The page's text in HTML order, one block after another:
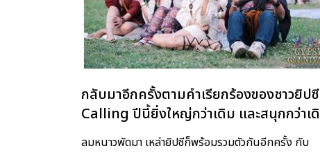
กลับมาอีกครั้งตามคำเรียกร้องของชาว
Calling ปีนี้ยิ่งใหญ่กว่าเดิม และสนุกกว่าเ
ลมหนาวพัดมา เหล่ายิปซีก็พร้อมรวมตัวกันอีกครั้ง กับ